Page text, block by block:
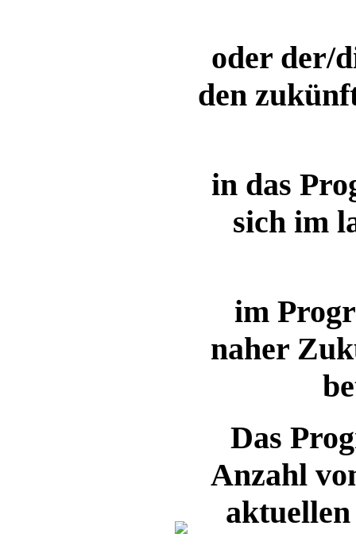
oder der/
den
in das
sich im
im
naher
Das
Anzahl